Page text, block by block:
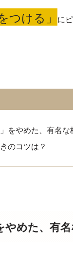
つける」 に
をやめた、有名な
のコツは？
やめた、有